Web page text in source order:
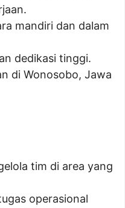
mandiri dan dalam
dedikasi tinggi.
di Wonosobo, Jawa
tim di area yang
operasional